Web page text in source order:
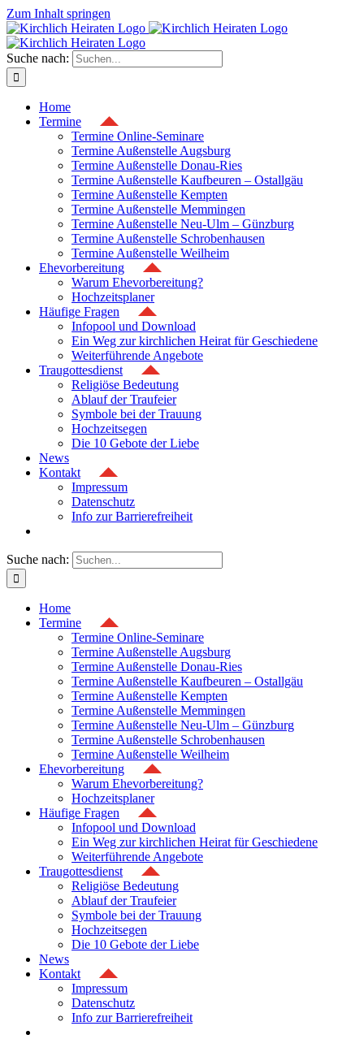
Zum Inhalt springen
Suche nach:
Home
Termine
Termine Online-Seminare
Termine Außenstelle Augsburg
Termine Außenstelle Donau-Ries
Termine Außenstelle Kaufbeuren – Ostallgäu
Termine Außenstelle Kempten
Termine Außenstelle Memmingen
Termine Außenstelle Neu-Ulm – Günzburg
Termine Außenstelle Schrobenhausen
Termine Außenstelle Weilheim
Ehevorbereitung
Warum Ehevorbereitung?
Hochzeitsplaner
Häufige Fragen
Infopool und Download
Ein Weg zur kirchlichen Heirat für Geschiedene
Weiterführende Angebote
Traugottesdienst
Religiöse Bedeutung
Ablauf der Traufeier
Symbole bei der Trauung
Hochzeitsegen
Die 10 Gebote der Liebe
News
Kontakt
Impressum
Datenschutz
Info zur Barrierefreiheit
Suche nach:
Home
Termine
Termine Online-Seminare
Termine Außenstelle Augsburg
Termine Außenstelle Donau-Ries
Termine Außenstelle Kaufbeuren – Ostallgäu
Termine Außenstelle Kempten
Termine Außenstelle Memmingen
Termine Außenstelle Neu-Ulm – Günzburg
Termine Außenstelle Schrobenhausen
Termine Außenstelle Weilheim
Ehevorbereitung
Warum Ehevorbereitung?
Hochzeitsplaner
Häufige Fragen
Infopool und Download
Ein Weg zur kirchlichen Heirat für Geschiedene
Weiterführende Angebote
Traugottesdienst
Religiöse Bedeutung
Ablauf der Traufeier
Symbole bei der Trauung
Hochzeitsegen
Die 10 Gebote der Liebe
News
Kontakt
Impressum
Datenschutz
Info zur Barrierefreiheit